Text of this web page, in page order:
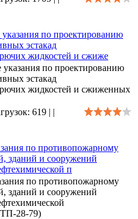
по проектированию
эстакад
жидкостей и сжиже
по проектированию
эстакад
жидкостей и сжиженных
619 | |
по противопожарному
зданий и сооружений
п
по противопожарному
зданий и сооружений
28-79)